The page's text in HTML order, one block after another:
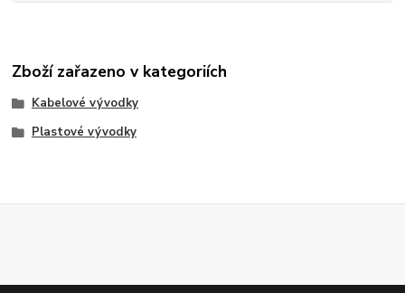
Zboží zařazeno v kategoriích
Kabelové vývodky
Plastové vývodky